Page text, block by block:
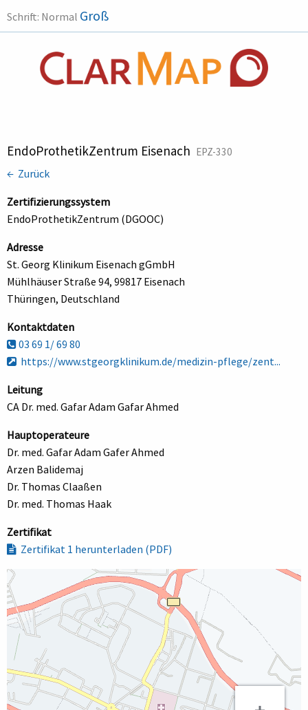
Schrift: Normal Groß
EndoProthetikZentrum Eisenach EPZ-330
← Zurück
Zertifizierungssystem
EndoProthetikZentrum (DGOOC)
Adresse
St. Georg Klinikum Eisenach gGmbH
Mühlhäuser Straße 94, 99817 Eisenach
Thüringen, Deutschland
Kontaktdaten
03 69 1/ 69 80
https://www.stgeorgklinikum.de/medizin-pflege/zent...
Leitung
CA Dr. med. Gafar Adam Gafar Ahmed
Hauptoperateure
Dr. med. Gafar Adam Gafer Ahmed
Arzen Balidemaj
Dr. Thomas Claaßen
Dr. med. Thomas Haak
Zertifikat
Zertifikat 1 herunterladen (PDF)